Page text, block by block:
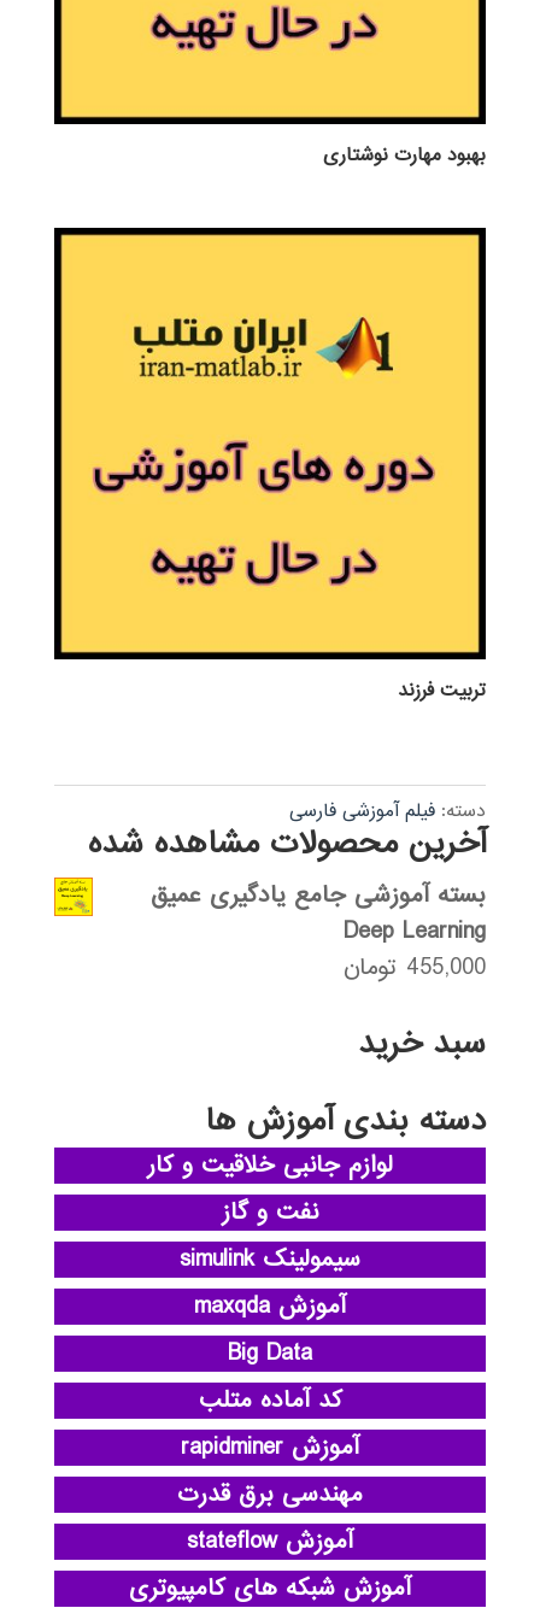
بهبود مهارت نوشتاری
تربيت فرزند
دسته: فیلم آموزشی فارسی
آخرین محصولات مشاهده شده
بسته آموزشی جامع یادگیری عمیق
Deep Learning
455,000 تومان
سبد خرید
دسته بندی آموزش ها
لوازم جانبی خلاقیت و کار
نفت و گاز
سیمولینک simulink
آموزش maxqda
Big Data
کد آماده متلب
آموزش rapidminer
مهندسی برق قدرت
آموزش stateflow
آموزش شبکه های کامپیوتری